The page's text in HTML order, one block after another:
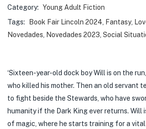
Category: Young Adult Fiction
Tags:
Book Fair Lincoln 2024 Fantasy,
Novedades
Novedades 2023 Social
‘Sixteen-year-old dock boy Will is on the
who killed his mother. Then an old servant
to fight beside the Stewards, who have
humanity if the Dark King ever returns. Will
of magic, where he starts training for a